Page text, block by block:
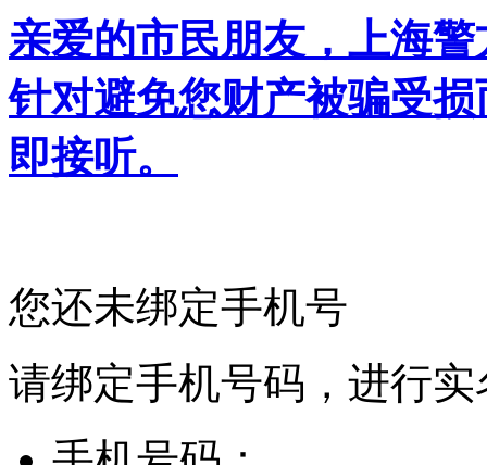
亲爱的市民朋友，上海
针对避免您财产被骗受
即接听。
您还未绑定手机号
请绑定手机号码，进行